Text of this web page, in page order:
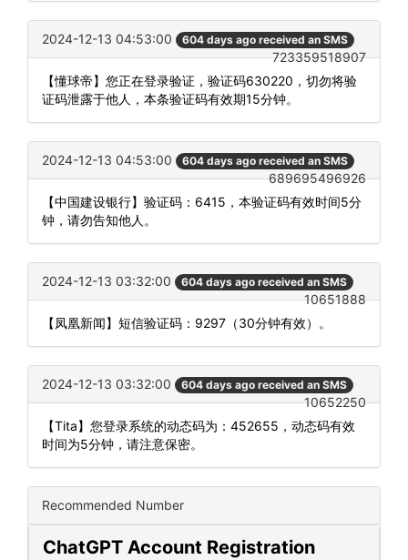
2024-12-13 04:53:00 604 days ago received an SMS
723359518907
【懂球帝】您正在登录验证，验证码630220，切勿将验
证码泄露于他人，本条验证码有效期15分钟。
2024-12-13 04:53:00 604 days ago received an SMS
689695496926
【中国建设银行】验证码：6415，本验证码有效时间5分
钟，请勿告知他人。
2024-12-13 03:32:00 604 days ago received an SMS
10651888
【凤凰新闻】短信验证码：9297（30分钟有效）。
2024-12-13 03:32:00 604 days ago received an SMS
10652250
【Tita】您登录系统的动态码为：452655，动态码有效
时间为5分钟，请注意保密。
Recommended Number
ChatGPT Account Registration